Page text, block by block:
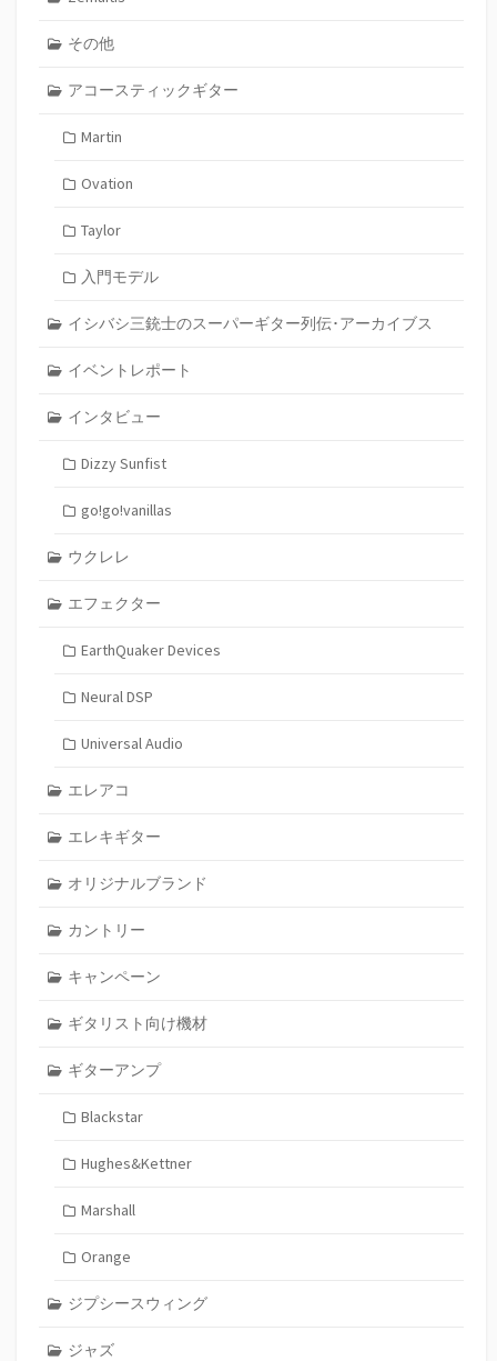
その他
アコースティックギター
Martin
Ovation
Taylor
入門モデル
イシバシ三銃士のスーパーギター列伝･アーカイブス
イベントレポート
インタビュー
Dizzy Sunfist
go!go!vanillas
ウクレレ
エフェクター
EarthQuaker Devices
Neural DSP
Universal Audio
エレアコ
エレキギター
オリジナルブランド
カントリー
キャンペーン
ギタリスト向け機材
ギターアンプ
Blackstar
Hughes&Kettner
Marshall
Orange
ジプシースウィング
ジャズ